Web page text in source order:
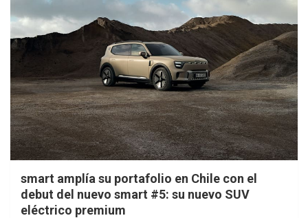
smart amplía su portafolio en Chile con el
debut del nuevo smart #5: su nuevo SUV
eléctrico premium